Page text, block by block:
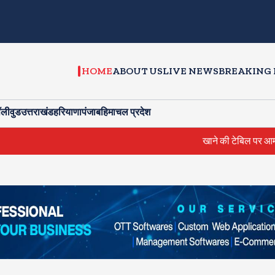
HOMEABOUT USLIVE NEWSBREAKING
उत्तराखंडहरियाणापंजाबहिमाचल प्रदेश
खाने की टेबिल पर आम्रपाली और निरहुआ में